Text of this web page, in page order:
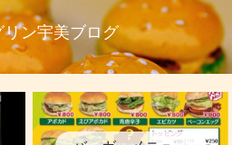
リン宇美ブログ